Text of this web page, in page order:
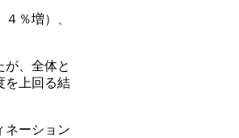
％増）、
が、全体と
を上回る結
ネーション